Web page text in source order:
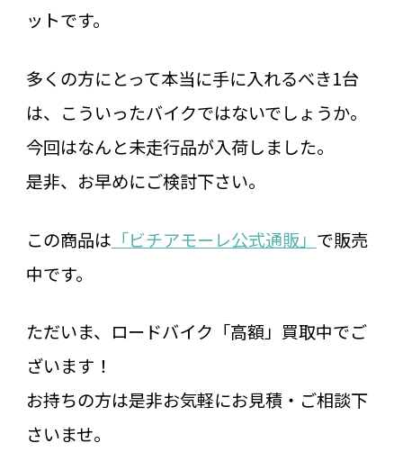
ットです。
多くの方にとって本当に手に入れるべき1台
は、こういったバイクではないでしょうか。
今回はなんと未走行品が入荷しました。
是非、お早めにご検討下さい。
この商品は 「ビチアモーレ公式通販」 で販売
中です。
ただいま、ロードバイク「高額」買取中でご
ざいます！
お持ちの方は是非お気軽にお見積・ご相談下
さいませ。